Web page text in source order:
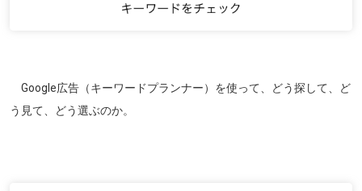
Google広告（キーワードプランナー）を使って、どう探して、ど
う見て、どう選ぶのか。